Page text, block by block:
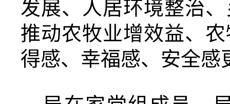
发展、人居环境整治
推动农牧业增效益、
得感、幸福感、安全感